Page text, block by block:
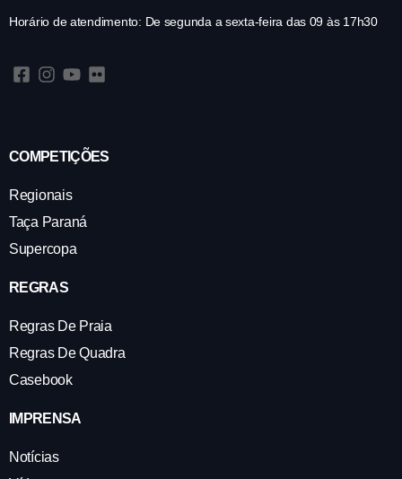
Horário de atendimento: De segunda a sexta-feira das 09 às 17h30
COMPETIÇÕES
Regionais
Taça Paraná
Supercopa
REGRAS
Regras De Praia
Regras De Quadra
Casebook
IMPRENSA
Notícias